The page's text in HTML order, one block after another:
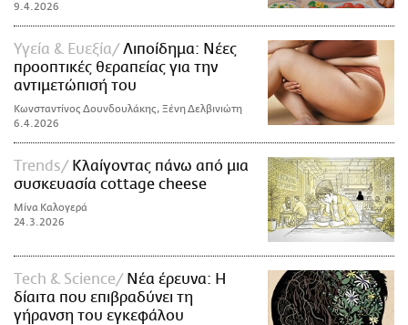
9.4.2026
Υγεία & Ευεξία
Λιποίδημα: Νέες
προοπτικές θεραπείας για την
αντιμετώπισή του
Κωνσταντίνος Δουνδουλάκης, Ξένη Δελβινιώτη
6.4.2026
Τrends
Κλαίγοντας πάνω από μια
συσκευασία cottage cheese
Μίνα Καλογερά
24.3.2026
Τech & Science
Νέα έρευνα: Η
δίαιτα που επιβραδύνει τη
γήρανση του εγκεφάλου